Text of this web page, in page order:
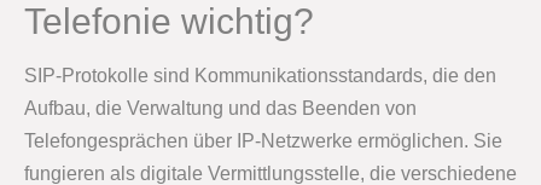
Telefonie wichtig?
SIP-Protokolle sind Kommunikationsstandards, die den
Aufbau, die Verwaltung und das Beenden von
Telefongesprächen über IP-Netzwerke ermöglichen. Sie
fungieren als digitale Vermittlungsstelle, die verschiedene